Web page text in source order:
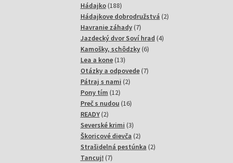
produkty
Hádajko 188188
produktov
Hádajkove dobrodružstvá 22
Havranie záhady 77
produktov
Jazdecký dvor Soví hrad 44
Kamošky, schôdzky 66
Lea a kone 1313
produktov
Otázky a odpovede 77
Pátraj s nami 22
Pony tím 1212
produktov
Preč s nudou 1616
READY 22
produkty
Severské krimi 33
produkty
Škoricové dievča 22
produkty
Strašidelná pestúnka 22
Tancuj! 77